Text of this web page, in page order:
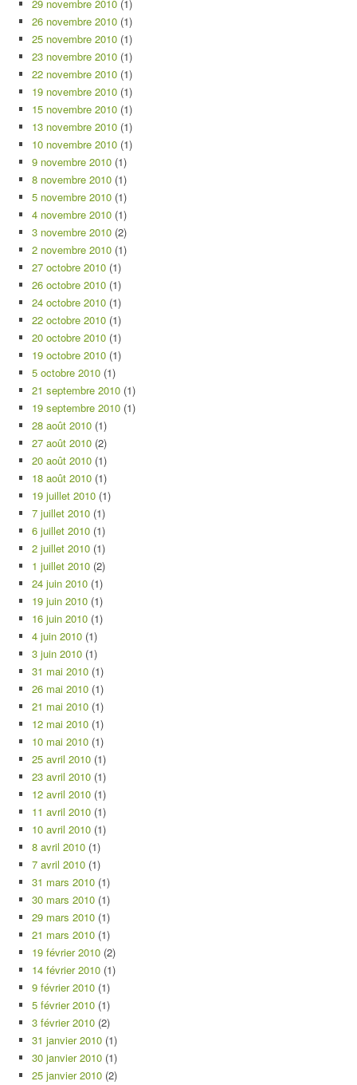
29 novembre 2010 (1)
26 novembre 2010 (1)
25 novembre 2010 (1)
23 novembre 2010 (1)
22 novembre 2010 (1)
19 novembre 2010 (1)
15 novembre 2010 (1)
13 novembre 2010 (1)
10 novembre 2010 (1)
9 novembre 2010 (1)
8 novembre 2010 (1)
5 novembre 2010 (1)
4 novembre 2010 (1)
3 novembre 2010 (2)
2 novembre 2010 (1)
27 octobre 2010 (1)
26 octobre 2010 (1)
24 octobre 2010 (1)
22 octobre 2010 (1)
20 octobre 2010 (1)
19 octobre 2010 (1)
5 octobre 2010 (1)
21 septembre 2010 (1)
19 septembre 2010 (1)
28 août 2010 (1)
27 août 2010 (2)
20 août 2010 (1)
18 août 2010 (1)
19 juillet 2010 (1)
7 juillet 2010 (1)
6 juillet 2010 (1)
2 juillet 2010 (1)
1 juillet 2010 (2)
24 juin 2010 (1)
19 juin 2010 (1)
16 juin 2010 (1)
4 juin 2010 (1)
3 juin 2010 (1)
31 mai 2010 (1)
26 mai 2010 (1)
21 mai 2010 (1)
12 mai 2010 (1)
10 mai 2010 (1)
25 avril 2010 (1)
23 avril 2010 (1)
12 avril 2010 (1)
11 avril 2010 (1)
10 avril 2010 (1)
8 avril 2010 (1)
7 avril 2010 (1)
31 mars 2010 (1)
30 mars 2010 (1)
29 mars 2010 (1)
21 mars 2010 (1)
19 février 2010 (2)
14 février 2010 (1)
9 février 2010 (1)
5 février 2010 (1)
3 février 2010 (2)
31 janvier 2010 (1)
30 janvier 2010 (1)
25 janvier 2010 (2)